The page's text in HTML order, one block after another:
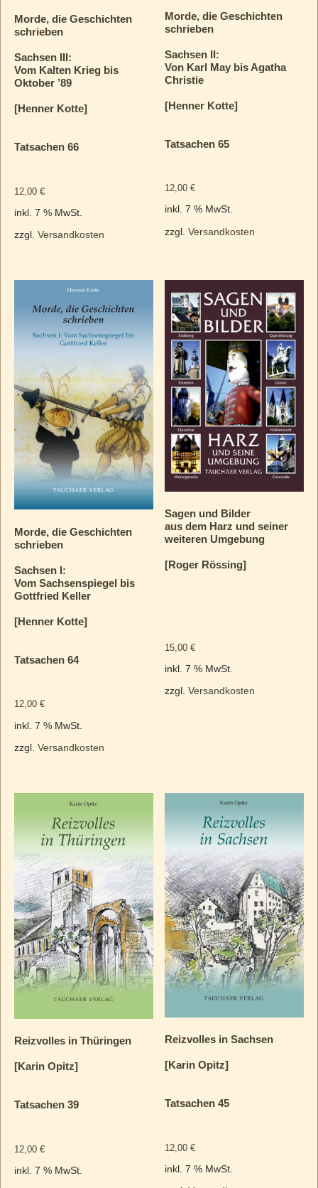
Morde, die Geschichten
schrieben
Sachsen III:
Vom Kalten Krieg bis
Oktober ’89
[Henner Kotte]
Tatsachen 66
12,00 €
inkl. 7 % MwSt.
zzgl. Versandkosten
Morde, die Geschichten
schrieben
Sachsen II:
Von Karl May bis Agatha
Christie
[Henner Kotte]
Tatsachen 65
12,00€
inkl. 7 % MwSt.
zzgl.Versandkosten
Morde, die Geschichten
schrieben
Sachsen I:
Vom Sachsenspiegel bis
Gottfried Keller
[Henner Kotte]
Tatsachen 64
12,00 €
inkl. 7 % MwSt.
zzgl. Versandkosten
Sagen und Bilder
aus dem Harz und seiner
weiteren Umgebung
[Roger Rössing]
15,00€
inkl. 7 % MwSt.
zzgl.Versandkosten
Reizvolles in Thüringen
[Karin Opitz]
Tatsachen 39
12,00 €
inkl. 7 % MwSt.
Reizvolles in Sachsen
[Karin Opitz]
Tatsachen 45
12,00€
inkl. 7 % MwSt.